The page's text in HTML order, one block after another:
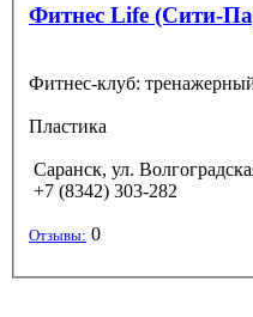
Фитнес Life (Сити-
Фитнес-клуб: тренажерный
Пластика
Саранск, ул.
+7 (8342) 303-282
Отзывы: 0